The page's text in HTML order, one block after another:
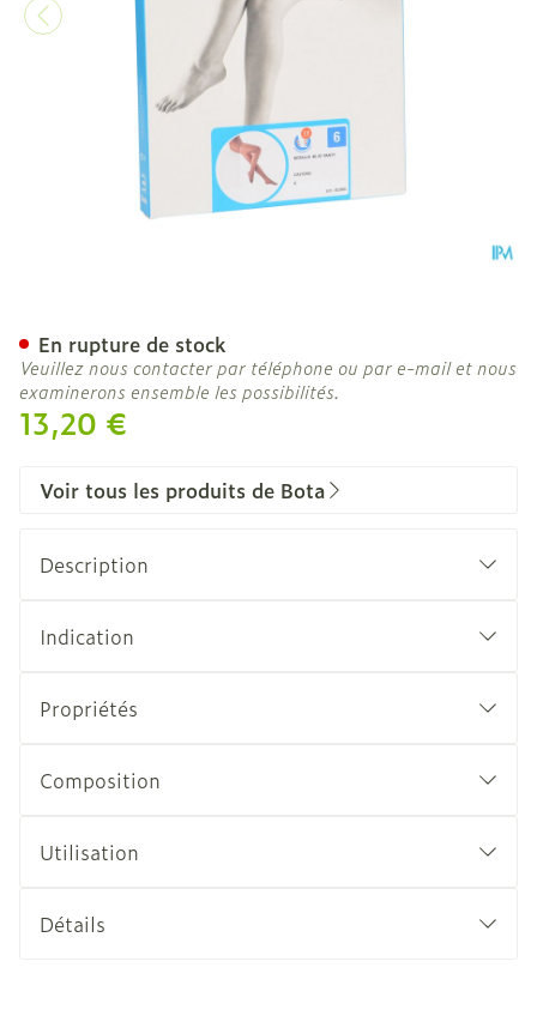
13,20 €
En rupture de stock
Veuillez nous contacter par téléphone ou par e-mail et nous
examinerons ensemble les possibilités.
Voir tous les produits de Bota
Description
Indication
Propriétés
Composition
Utilisation
Détails